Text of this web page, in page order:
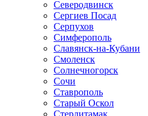
Северодвинск
Сергиев Посад
Серпухов
Симферополь
Славянск-на-Кубани
Смоленск
Солнечногорск
Сочи
Ставрополь
Старый Оскол
Стерлитамак